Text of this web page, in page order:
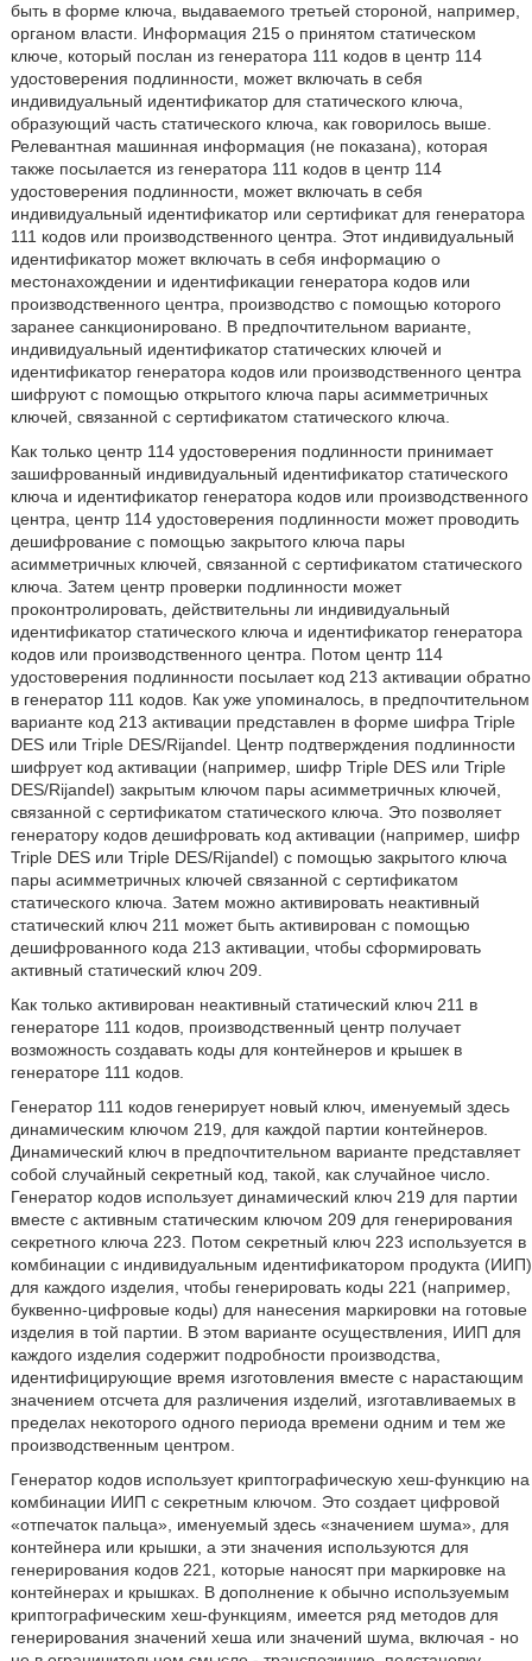
быть в форме ключа, выдаваемого третьей стороной, например,
органом власти. Информация 215 о принятом статическом
ключе, который послан из генератора 111 кодов в центр 114
удостоверения подлинности, может включать в себя
индивидуальный идентификатор для статического ключа,
образующий часть статического ключа, как говорилось выше.
Релевантная машинная информация (не показана), которая
также посылается из генератора 111 кодов в центр 114
удостоверения подлинности, может включать в себя
индивидуальный идентификатор или сертификат для генератора
111 кодов или производственного центра. Этот индивидуальный
идентификатор может включать в себя информацию о
местонахождении и идентификации генератора кодов или
производственного центра, производство с помощью которого
заранее санкционировано. В предпочтительном варианте,
индивидуальный идентификатор статических ключей и
идентификатор генератора кодов или производственного центра
шифруют с помощью открытого ключа пары асимметричных
ключей, связанной с сертификатом статического ключа.
Как только центр 114 удостоверения подлинности принимает
зашифрованный индивидуальный идентификатор статического
ключа и идентификатор генератора кодов или производственного
центра, центр 114 удостоверения подлинности может проводить
дешифрование с помощью закрытого ключа пары
асимметричных ключей, связанной с сертификатом статического
ключа. Затем центр проверки подлинности может
проконтролировать, действительны ли индивидуальный
идентификатор статического ключа и идентификатор генератора
кодов или производственного центра. Потом центр 114
удостоверения подлинности посылает код 213 активации обратно
в генератор 111 кодов. Как уже упоминалось, в предпочтительном
варианте код 213 активации представлен в форме шифра Triple
DES или Triple DES/Rijandel. Центр подтверждения подлинности
шифрует код активации (например, шифр Triple DES или Triple
DES/Rijandel) закрытым ключом пары асимметричных ключей,
связанной с сертификатом статического ключа. Это позволяет
генератору кодов дешифровать код активации (например, шифр
Triple DES или Triple DES/Rijandel) с помощью закрытого ключа
пары асимметричных ключей связанной с сертификатом
статического ключа. Затем можно активировать неактивный
статический ключ 211 может быть активирован с помощью
дешифрованного кода 213 активации, чтобы сформировать
активный статический ключ 209.
Как только активирован неактивный статический ключ 211 в
генераторе 111 кодов, производственный центр получает
возможность создавать коды для контейнеров и крышек в
генераторе 111 кодов.
Генератор 111 кодов генерирует новый ключ, именуемый здесь
динамическим ключом 219, для каждой партии контейнеров.
Динамический ключ в предпочтительном варианте представляет
собой случайный секретный код, такой, как случайное число.
Генератор кодов использует динамический ключ 219 для партии
вместе с активным статическим ключом 209 для генерирования
секретного ключа 223. Потом секретный ключ 223 используется в
комбинации с индивидуальным идентификатором продукта (ИИП)
для каждого изделия, чтобы генерировать коды 221 (например,
буквенно-цифровые коды) для нанесения маркировки на готовые
изделия в той партии. В этом варианте осуществления, ИИП для
каждого изделия содержит подробности производства,
идентифицирующие время изготовления вместе с нарастающим
значением отсчета для различения изделий, изготавливаемых в
пределах некоторого одного периода времени одним и тем же
производственным центром.
Генератор кодов использует криптографическую хеш-функцию на
комбинации ИИП с секретным ключом. Это создает цифровой
«отпечаток пальца», именуемый здесь «значением шума», для
контейнера или крышки, а эти значения используются для
генерирования кодов 221, которые наносят при маркировке на
контейнерах и крышках. В дополнение к обычно используемым
криптографическим хеш-функциям, имеется ряд методов для
генерирования значений хеша или значений шума, включая - но